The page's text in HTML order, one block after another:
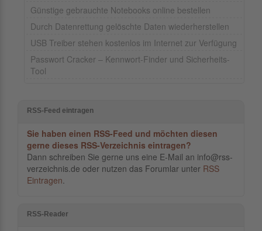
Günstige gebrauchte Notebooks online bestellen
Durch Datenrettung gelöschte Daten wiederherstellen
USB Treiber stehen kostenlos im Internet zur Verfügung
Passwort Cracker – Kennwort-Finder und Sicherheits-
Tool
RSS-Feed eintragen
Sie haben einen RSS-Feed und möchten diesen
gerne dieses RSS-Verzeichnis eintragen?
Dann schreiben Sie gerne uns eine E-Mail an info@rss-
verzeichnis.de oder nutzen das Forumlar unter RSS
Eintragen.
RSS-Reader